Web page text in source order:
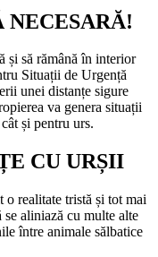
NECESARĂ!
și să rămână în interior
Situații de Urgență
unei distanțe sigure
va genera situații
și pentru urs.
CU URȘII
o realitate tristă și tot mai
aliniază cu multe alte
între animale sălbatice